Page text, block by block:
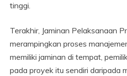
tinggi.
Terakhir, Jaminan Pelaksanaan
merampingkan proses
memiliki jaminan di tempat,
pada proyek itu sendiri daripada